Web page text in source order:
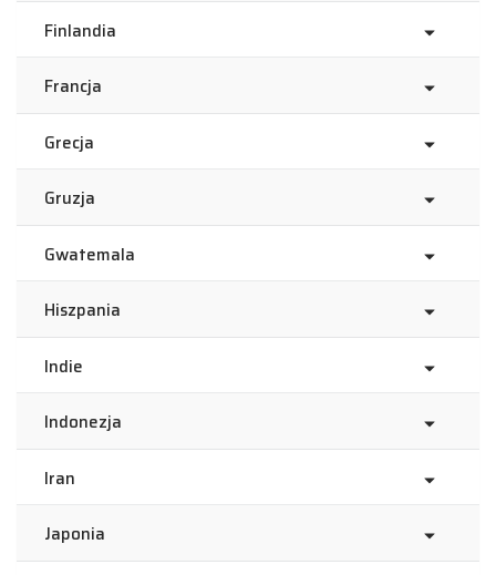
Finlandia
Francja
Grecja
Gruzja
Gwatemala
Hiszpania
Indie
Indonezja
Iran
Japonia